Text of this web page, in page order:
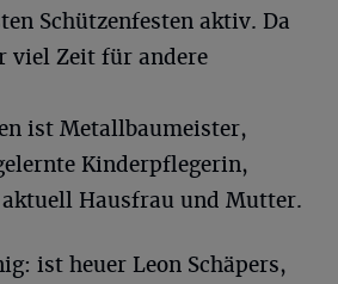
Schützenfesten aktiv. Da
viel Zeit für andere
ist Metallbaumeister,
Kinderpflegerin,
Hausfrau und Mutter.
ist heuer Leon Schäpers,